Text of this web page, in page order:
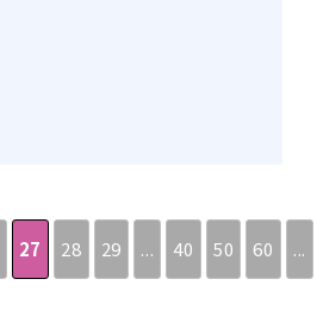
27 28 29 ... 40 50 60 ...